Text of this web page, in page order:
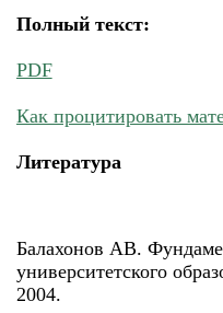
Полный текст:
PDF
Как процитировать
Литература
Балахонов АВ.
университетского
2004.